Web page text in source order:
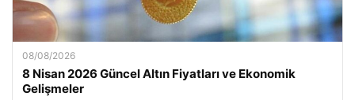
08/08/2026
8 Nisan 2026 Güncel Altın Fiyatları ve Ekonomik
Gelişmeler